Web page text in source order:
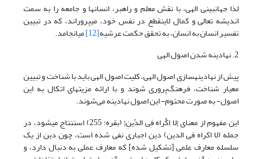
لذا جهان­بینی الهی، با نقش معلم و راهبر، انسان­ها و جامعه را به سمت
اندیشه تعالی و کمال لاینقطع در نفس خود، می­پروراند، که در تبیین
تفسیر انسان به انسان، به تحقق حکمت عرشیه[12]
می­انجامد.
2. نهادینه ­شدن اصول الهی
پیش از نهادینه­سازی اصول الهی، کلیت اصول الهی باید با شناخت و تبیین
معیار شناخت، فرهنگ‌پروری شوند و با ارائه مزیت­های اتکال به این
اصول- به صورت محتوم- این اصول نهادینه می‌شوند.
این مفهوم از معنای }لا اِکْراه فِی الدّینِ{ (بقره: 255) استنتاج می­شود، در
جمله (لا اکراه فی الدین) دین اجباری نفی شده است، چون دین از یک
سلسله معارف علمی [تشکیل شده] که معارف عملی به دنبال دارد، و